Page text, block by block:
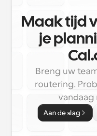
Maak tijd
je
Breng uw
routering.
vandaag
Aan de slag